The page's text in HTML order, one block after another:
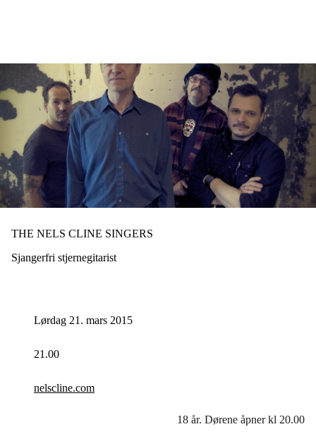
THE NELS CLINE SINGERS
Sjangerfri stjernegitarist
Lørdag 21. mars 2015
21.00
nelscline.com
18 år. Dørene åpner kl 20.00